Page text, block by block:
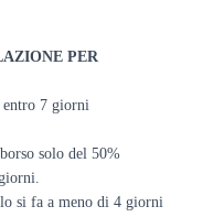
PER
entro 7 giorni
solo del 50%
si fa a meno di 4 giorni